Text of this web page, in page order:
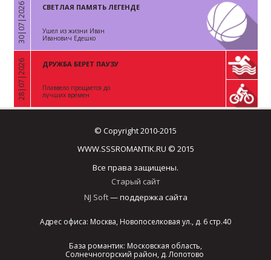
«
30|07|2026 СВЕТЛАЯ ПАМЯТЬ ЛЕГЕНДЕ
Ушел из жизни Иван
Иванович Едешко
«
28|07|2026 ДРУЖБА БЕРЕТ ПАУЗУ
Плаввело прощается до
лучших времен
© Copyright 2010-2015
WWW.SSSROMANTIK.RU © 2015
Все права защищены.
Старый сайт
NJ Soft— поддержка сайта
Адрес офиса: Москва, Новопоселковая ул., д. 6 стр.40
База романтик: Московская область,
Солнечногорский район, д. Лопотово